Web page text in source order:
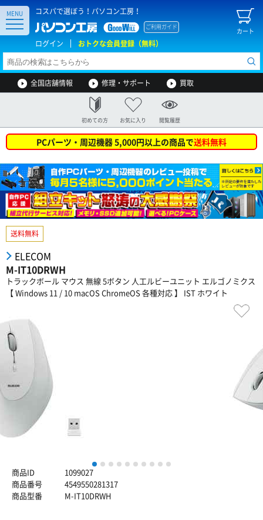
コスパで選ぼう！パソコン工房！
カート
ご利用ガイド
ログイン おトクな会員登録（無料）
MENU
全国店舗情報 修理・サポート 買取
初めての方 お気に入り 閲覧履歴
PCパーツ・周辺機器 5,000円以上の商品で送料無料
送料無料
ELECOM
M-IT10DRWH
トラックボール マウス 無線 5ボタン 人工ルビーユニット エルゴノミクス
【 Windows 11 / 10 macOS ChromeOS 各種対応 】 IST ホワイト
1 2 3 4 5 6 7 8 9
商品ID
1099027
商品番号
4549550281317
商品型番
M-IT10DRWH